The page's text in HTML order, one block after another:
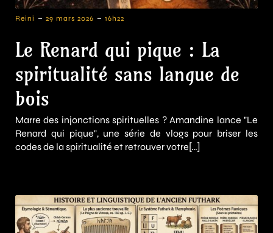
Reini - 29 mars 2026 - 16h22
Le Renard qui pique : La
spiritualité sans langue de
bois
Marre des injonctions spirituelles ? Amandine lance "Le
Renard qui pique", une série de vlogs pour briser les
codes de la spiritualité et retrouver votre[…]